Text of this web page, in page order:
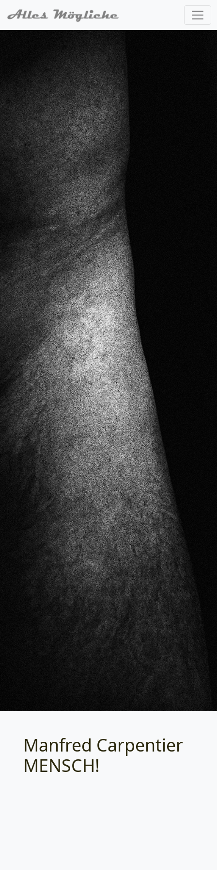
Categories
Manfred Carpentier
MENSCH!